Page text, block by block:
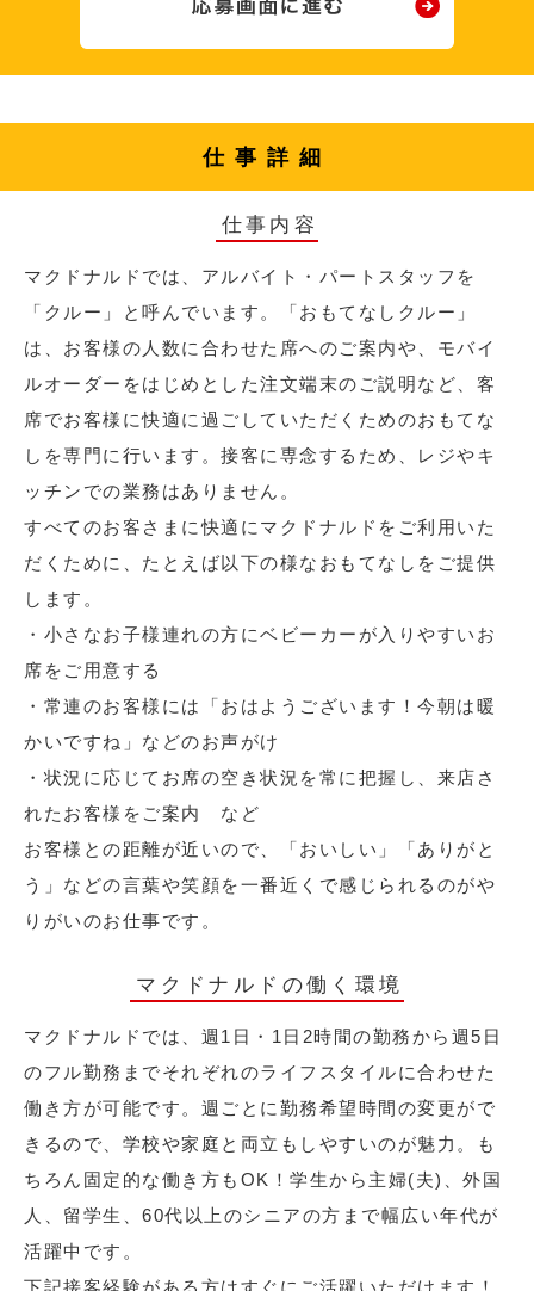
仕事詳細
仕事内容
マクドナルドでは、アルバイト・パートスタッフを
「クルー」と呼んでいます。「おもてなしクルー」
は、お客様の人数に合わせた席へのご案内や、モバイ
ルオーダーをはじめとした注文端末のご説明など、客
席でお客様に快適に過ごしていただくためのおもてな
しを専門に行います。接客に専念するため、レジやキ
ッチンでの業務はありません。
すべてのお客さまに快適にマクドナルドをご利用いた
だくために、たとえば以下の様なおもてなしをご提供
します。
・小さなお子様連れの方にベビーカーが入りやすいお
席をご用意する
・常連のお客様には「おはようございます！今朝は暖
かいですね」などのお声がけ
・状況に応じてお席の空き状況を常に把握し、来店さ
れたお客様をご案内 など
お客様との距離が近いので、「おいしい」「ありがと
う」などの言葉や笑顔を一番近くで感じられるのがや
りがいのお仕事です。
マクドナルドの働く環境
マクドナルドでは、週1日・1日2時間の勤務から週5日
のフル勤務までそれぞれのライフスタイルに合わせた
働き方が可能です。週ごとに勤務希望時間の変更がで
きるので、学校や家庭と両立もしやすいのが魅力。も
ちろん固定的な働き方もOK！学生から主婦(夫)、外国
人、留学生、60代以上のシニアの方まで幅広い年代が
活躍中です。